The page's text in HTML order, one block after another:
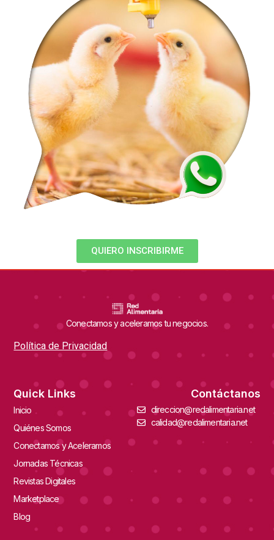
QUIERO INSCRIBIRME
Conectamos y aceleramos tu negocios.
Política de Privacidad
Quick Links
Inicio
Quiénes Somos
Conectamos y Aceleramos
Jornadas Técnicas
Revistas Digitales
Marketplace
Blog
Contáctanos
direccion@redalimentaria.net
calidad@redalimentaria.net